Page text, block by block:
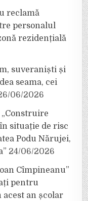
reclamă
personalul
rezidențială
suveraniști și
seama, cei
06/2026
situație de risc
Podu Nărujei,
24/06/2026
Cîmpineanu”
pentru
an școlar